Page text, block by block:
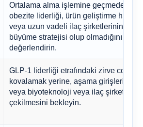
Ortalama alma işlemine geçmeden
obezite liderliği, ürün geliştirme
veya uzun vadeli ilaç şirketlerinin
büyüme stratejisi olup olmadığını
değerlendirin.
GLP-1 liderliği etrafındaki zirve
kovalamak yerine, aşama girişlerini
veya biyoteknoloji veya ilaç
çekilmesini bekleyin.